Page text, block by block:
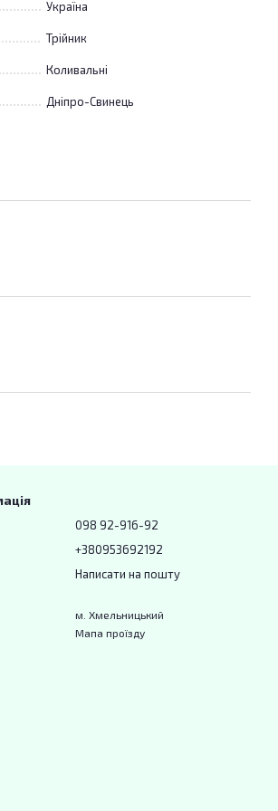
Україна
Трійник
Коливальні
Дніпро-Свинець
098 92-916-92
+380953692192
Написати на пошту
м. Хмельницький
Мапа проїзду